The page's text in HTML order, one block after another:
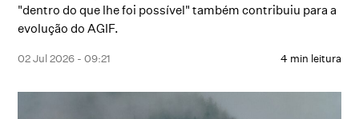
"dentro do que lhe foi possível" também contribuiu para a
evolução do AGIF.
02 Jul 2026 - 09:21 4 min leitura